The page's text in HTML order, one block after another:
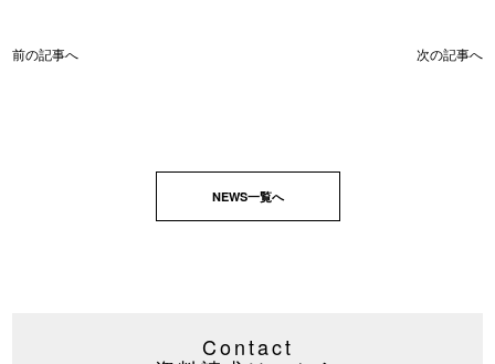
前の記事へ 次の記事へ
NEWS一覧へ
Contact